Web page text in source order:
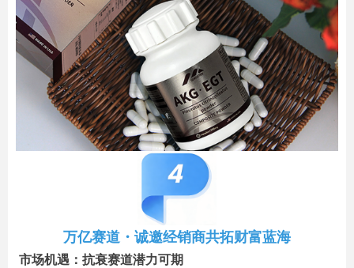
万亿赛道・诚邀经销商共拓财富蓝海
市场机遇：抗衰赛道潜力可期